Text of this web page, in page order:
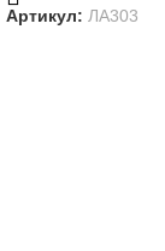
Артикул: ЛА303